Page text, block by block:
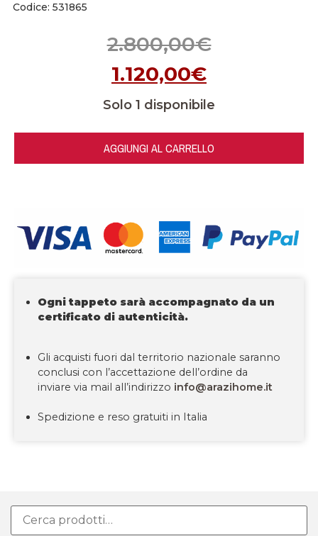
Codice: 531865
2.800,00€
1.120,00€
Solo 1 disponibile
AGGIUNGI AL CARRELLO
Ogni tappeto sarà accompagnato da un
certificato di autenticità.
Gli acquisti fuori dal territorio nazionale saranno
conclusi con l’accettazione dell’ordine da
inviare via mail all’indirizzo info@arazihome.it
Spedizione e reso gratuiti in Italia